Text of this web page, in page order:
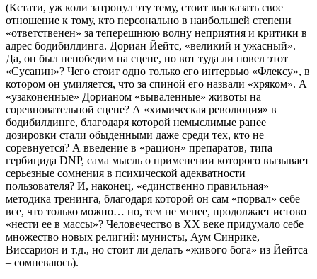
(Кстати, уж коли затронул эту тему, стоит высказать свое
отношение к тому, кто персонально в наибольшей степени
«ответственен» за теперешнюю волну неприятия и критики в
адрес бодибилдинга. Дориан Йейтс, «великий и ужасный».
Да, он был непобедим на сцене, но вот туда ли повел этот
«Сусанин»? Чего стоит одно только его интервью «Флексу», в
котором он умиляется, что за спиной его назвали «хряком». А
«узаконенные» Дорианом «вываленные» животы на
соревновательной сцене? А «химическая революция» в
бодибилдинге, благодаря которой немыслимые ранее
дозировки стали обыденными даже среди тех, кто не
соревнуется? А введение в «рацион» препаратов, типа
гербицида DNP, сама мысль о применении которого вызывает
серьезные сомнения в психической адекватности
пользователя? И, наконец, «единственно правильная»
методика тренинга, благодаря которой он сам «порвал» себе
все, что только можно… но, тем не менее, продолжает истово
«нести ее в массы»? Человечество в ХХ веке придумало себе
множество новых религий: мунисты, Аум Синрике,
Виссарион и т.д., но стоит ли делать «живого бога» из Йейтса
– сомневаюсь).